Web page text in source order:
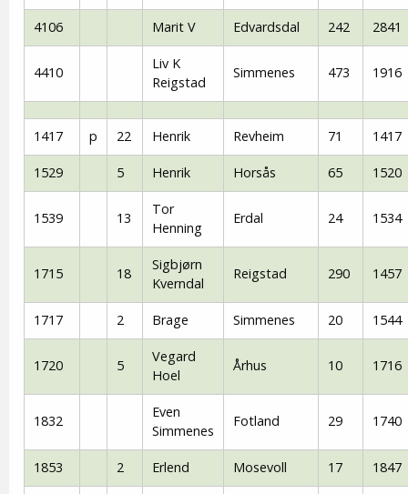
4106 Marit V Edvardsdal 242 2841
4410
Liv K
Reigstad
Simmenes 473 1916
1417 p 22 Henrik Revheim 71 1417
1529 5 Henrik Horsås 65 1520
1539 13
Tor
Henning
Erdal 24 1534
1715 18
Sigbjørn
Kverndal
Reigstad 290 1457
1717 2 Brage Simmenes 20 1544
1720 5
Vegard
Hoel
Århus 10 1716
1832
Even
Simmenes
Fotland 29 1740
1853 2 Erlend Mosevoll 17 1847